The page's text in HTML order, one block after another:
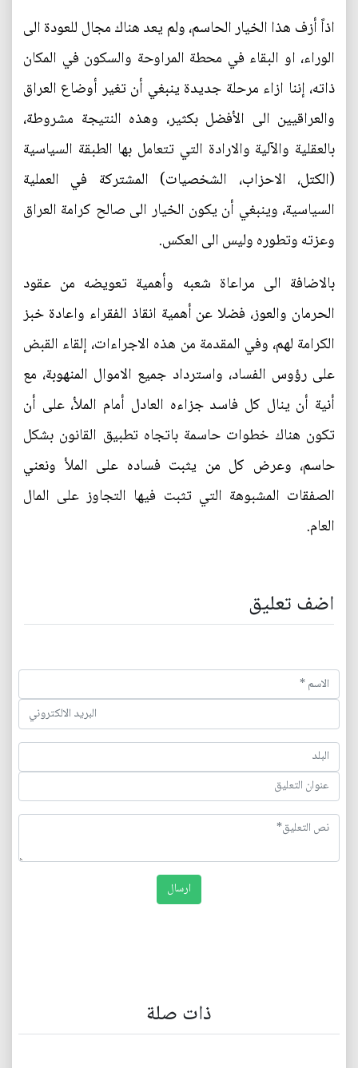
اذاً أزف هذا الخيار الحاسم، ولم يعد هناك مجال للعودة الى
الوراء، او البقاء في محطة المراوحة والسكون في المكان
ذاته، إننا ازاء مرحلة جديدة ينبغي أن تغير أوضاع العراق
والعراقيين الى الأفضل بكثير، وهذه النتيجة مشروطة،
بالعقلية والآلية والارادة التي تتعامل بها الطبقة السياسية
(الكتل، الاحزاب، الشخصيات) المشتركة في العملية
السياسية، وينبغي أن يكون الخيار الى صالح كرامة العراق
وعزته وتطوره وليس الى العكس.
بالاضافة الى مراعاة شعبه وأهمية تعويضه من عقود
الحرمان والعوز، فضلا عن أهمية انقاذ الفقراء واعادة خبز
الكرامة لهم، وفي المقدمة من هذه الاجراءات، إلقاء القبض
على رؤوس الفساد، واسترداد جميع الاموال المنهوبة، مع
أنية أن ينال كل فاسد جزاءه العادل أمام الملأ، على أن
تكون هناك خطوات حاسمة باتجاه تطبيق القانون بشكل
حاسم، وعرض كل من يثبت فساده على الملأ ونعني
الصفقات المشبوهة التي تثبت فيها التجاوز على المال
العام.
اضف تعليق
ذات صلة